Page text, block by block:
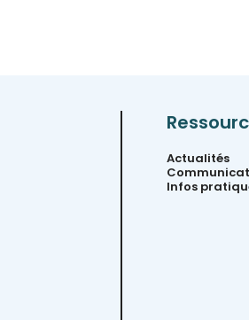
Actualités
Infos